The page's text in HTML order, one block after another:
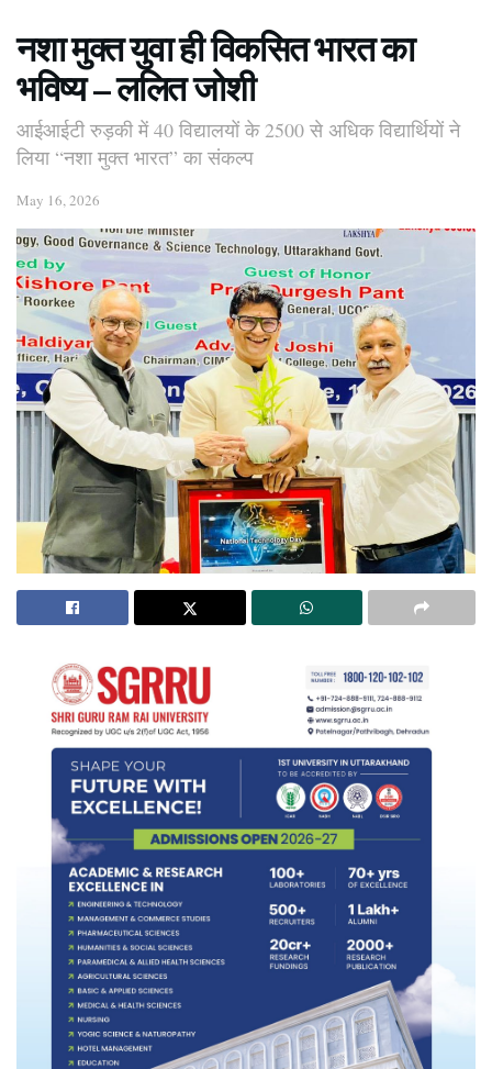
नशा मुक्त युवा ही विकसित भारत का
भविष्य – ललित जोशी
आईआईटी रुड़की में 40 विद्यालयों के 2500 से अधिक विद्यार्थियों ने
लिया “नशा मुक्त भारत” का संकल्प
May 16, 2026